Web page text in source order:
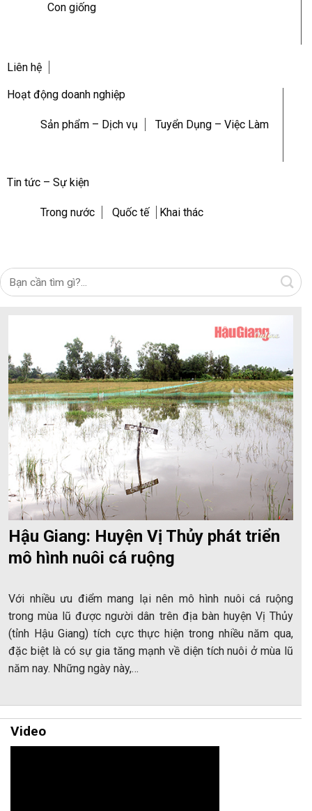
Con giống
Liên hệ
Hoạt động doanh nghiệp
Sản phẩm – Dịch vụ Tuyển Dụng – Việc Làm
Tin tức – Sự kiện
Trong nước Quốc tế Khai thác
Hậu Giang: Huyện Vị Thủy phát triển
mô hình nuôi cá ruộng
Với nhiều ưu điểm mang lại nên mô hình nuôi cá ruộng
trong mùa lũ được người dân trên địa bàn huyện Vị Thủy
(tỉnh Hậu Giang) tích cực thực hiện trong nhiều năm qua,
đặc biệt là có sự gia tăng mạnh về diện tích nuôi ở mùa lũ
năm nay. Những ngày này,…
Video